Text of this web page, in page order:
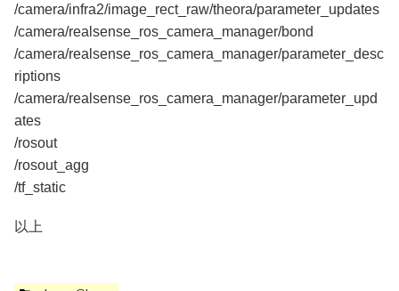
/camera/infra2/image_rect_raw/theora/parameter_updates
/camera/realsense_ros_camera_manager/bond
/camera/realsense_ros_camera_manager/parameter_desc
riptions
/camera/realsense_ros_camera_manager/parameter_upd
ates
/rosout
/rosout_agg
/tf_static
以上